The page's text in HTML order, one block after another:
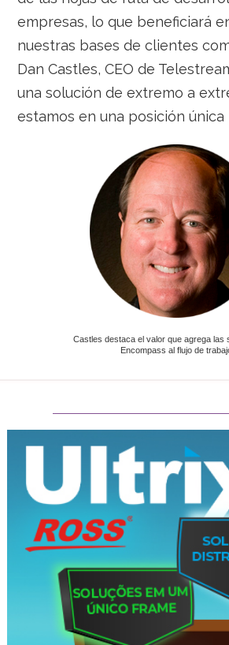
empresas, lo que beneficiará
nuestras bases de clientes
Dan Castles, CEO de
una solución de extremo a
estamos en una posición única
Castles destaca el valor que agrega las
Encompass al flujo de